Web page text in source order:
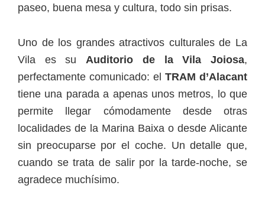
paseo, buena mesa y cultura, todo sin prisas.
Uno de los grandes atractivos culturales de La
Vila es suAuditorio de la Vila Joiosa,
perfectamente comunicado: el TRAM d’Alacant
tiene una parada a apenas unos metros, lo que
permite llegar cómodamente desde otras
localidades de la Marina Baixa o desde Alicante
sin preocuparse por el coche. Un detalle que,
cuando se trata de salir por la tarde-noche, se
agradece muchísimo.